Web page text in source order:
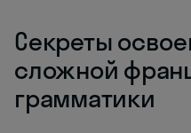
Секреты
сложной
грамматики